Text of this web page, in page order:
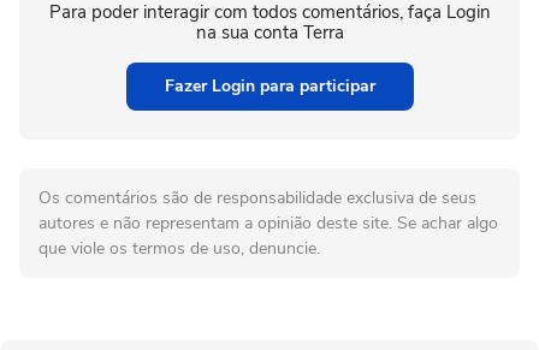
Para poder interagir com todos comentários, faça Login
na sua conta Terra
Fazer Login para participar
Os comentários são de responsabilidade exclusiva de seus
autores e não representam a opinião deste site. Se achar algo
que viole os termos de uso, denuncie.